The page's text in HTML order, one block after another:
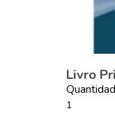
Livro